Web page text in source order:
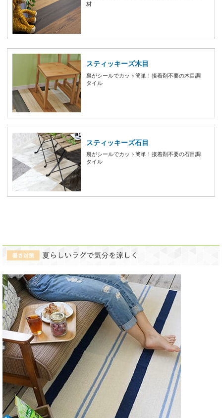
材
スティッキーズ木目
裏がシールでカット簡単！接着剤不要の木目調
タイル
スティッキーズ石目
裏がシールでカット簡単！接着剤不要の石目調
タイル